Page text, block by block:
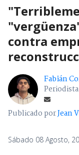
contra
Fabián
Publicado porJean
Sábado 08 Agosto,